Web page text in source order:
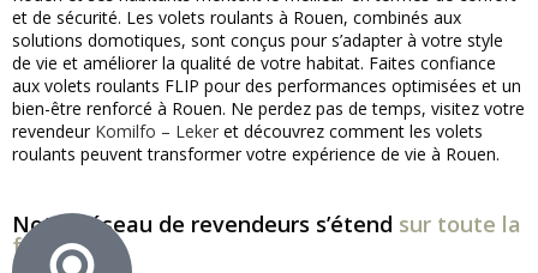
et de sécurité. Les volets roulants à Rouen, combinés aux
solutions domotiques, sont conçus pour s’adapter à votre style
de vie et améliorer la qualité de votre habitat. Faites confiance
aux volets roulants FLIP pour des performances optimisées et un
bien-être renforcé à Rouen. Ne perdez pas de temps, visitez votre
revendeur Komilfo – Leker et découvrez comment les volets
roulants peuvent transformer votre expérience de vie à Rouen.
Notre réseau de revendeurs s’étend sur toute la
france !